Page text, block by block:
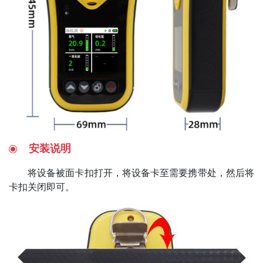
安装说明
将设备被面卡扣打开，将设备卡至需要携带处，然后将
卡扣关闭即可。